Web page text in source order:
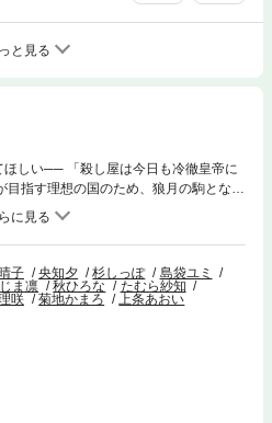
と見る
しい── 「殺し屋は今日も冷徹皇帝に
目指す理想の国のため、狼月の駒となる
にふさわしい…だが華涼は狼月の子を身
華涼と天羽だけ……！ 寒いほど胸を熱く
品をお届け♪ ●車谷晴子/央知夕「殺し屋
し屋が皇后なんて許されない…悩んだ華
●杉しっぽ「偏食吸血鬼はおあずけ
本能か、恋か？ 「クズとケモ耳」杉し
子―贄姫は二人の王子に愛される―」
マを手にいれるのは双子の王子のどっ
りたい！ 恋が夜道を照らす♪ ●河丸慎
を克服しようとしているのを氷熊に知
子 央知夕 杉しっぽ
島袋ユミ
ま凛 秋ひろな
たむら紗知
咲 菊地かまろ
上条あおい